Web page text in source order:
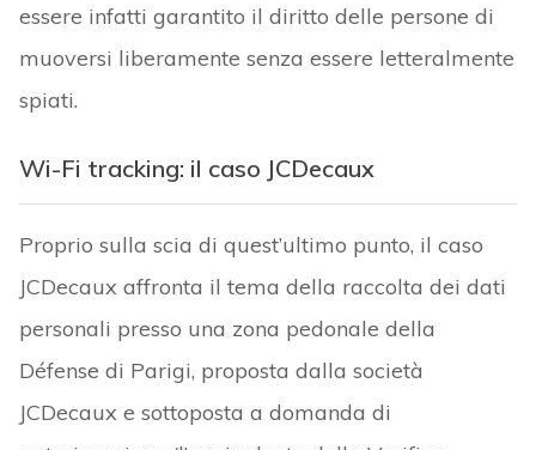
essere infatti garantito il diritto delle persone di
muoversi liberamente senza essere letteralmente
spiati.
Wi-Fi tracking: il caso JCDecaux
Proprio sulla scia di quest’ultimo punto, il caso
JCDecaux affronta il tema della raccolta dei dati
personali presso una zona pedonale della
Défense di Parigi, proposta dalla società
JCDecaux e sottoposta a domanda di